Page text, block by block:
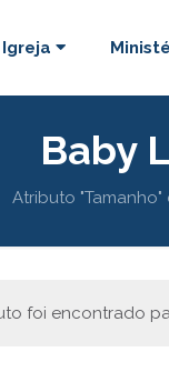
Igreja
Baby
Atributo
foi encontrado